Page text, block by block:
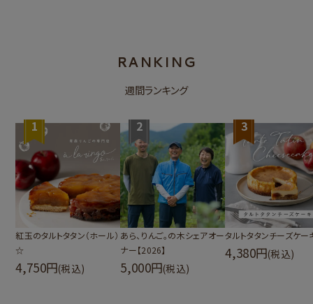
RANKING
週間ランキング
1
紅玉のタルトタタン（ホール）
☆
4,750 (税込)
2
あら、りんご。の木シェアオー
ナー【2026】
5,000 (税込)
3
タルトタタンチーズケー
4,380 (税込)